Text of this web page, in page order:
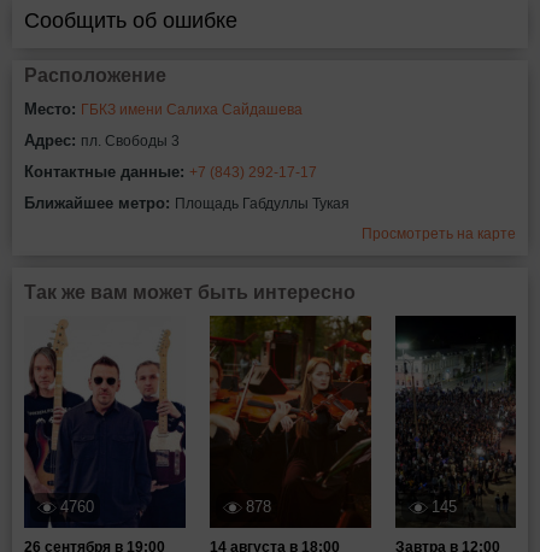
Сообщить об ошибке
Расположение
Место: ГБКЗ имени Салиха Сайдашева
Адрес: пл. Свободы 3
Контактные данные: +7 (843) 292-17-17
Ближайшее метро: Площадь Габдуллы Тукая
Просмотреть на карте
Так же вам может быть интересно
4760
26 сентября в 19:00
878
14 августа в 18:00
145
Завтра в 12:00